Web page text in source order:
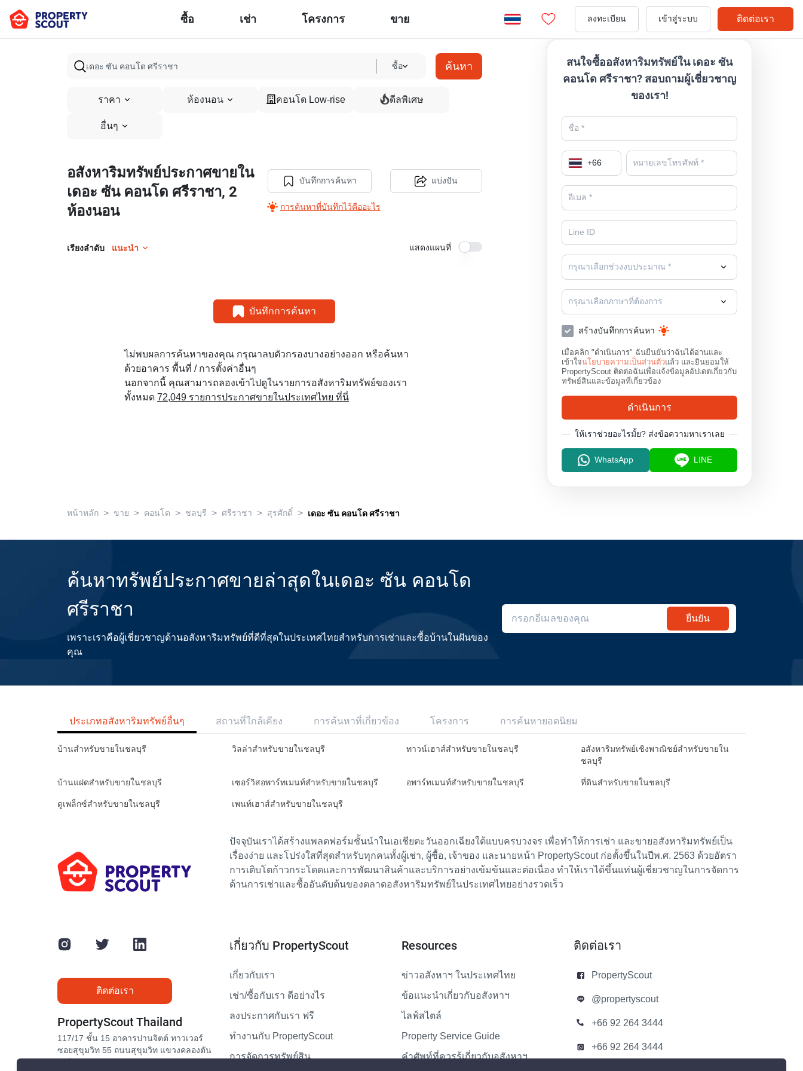
ซื้อ เช่า โครงการ ขาย ลงทะเบียน เข้าสู่ระบบ ติดต่อเรา
ซื้อ ค้นหา
ราคา ห้องนอน คอนโด Low-rise ดีลพิเศษ
อื่นๆ
อสังหาริมทรัพย์ประกาศขายใน
เดอะ ซัน คอนโด ศรีราชา, 2
ห้องนอน
บันทึกการค้นหา
การค้นหาที่บันทึกไว้คืออะไร
แบ่งปัน
เรียงลำดับ แนะนำ แสดงแผนที่
บันทึกการค้นหา
ไม่พบผลการค้นหาของคุณ กรุณาลบตัวกรองบางอย่างออก หรือค้นหา
ด้วยอาคาร พื้นที่ / การตั้งค่าอื่นๆ
นอกจากนี้ คุณสามารถลองเข้าไปดูในรายการอสังหาริมทรัพย์ของเรา
ทั้งหมด 72,049 รายการประกาศขายในประเทศไทย ที่นี่
สนใจซื้ออสังหาริมทรัพย์ใน เดอะ ซัน
คอนโด ศรีราชา? สอบถามผู้เชี่ยวชาญ
ของเรา!
+66
กรุณาเลือกช่วงงบประมาณ *
กรุณาเลือกภาษาที่ต้องการ
สร้างบันทึกการค้นหา
เมื่อคลิก "ดำเนินการ" ฉันยืนยันว่าฉันได้อ่านและ
เข้าใจนโยบายความเป็นส่วนตัวแล้ว และยินยอมให้
PropertyScout ติดต่อฉันเพื่อแจ้งข้อมูลอัปเดตเกี่ยวกับ
ทรัพย์สินและข้อมูลที่เกี่ยวข้อง
ดำเนินการ
ให้เราช่วยอะไรมั้ย? ส่งข้อความหาเราเลย
WhatsApp LINE
หน้าหลัก > ขาย > คอนโด > ชลบุรี > ศรีราชา > สุรศักดิ์ > เดอะ ซัน คอนโด ศรีราชา
ค้นหาทรัพย์ประกาศขายล่าสุดในเดอะ ซัน คอนโด
ศรีราชา
เพราะเราคือผู้เชี่ยวชาญด้านอสังหาริมทรัพย์ที่ดีที่สุดในประเทศไทยสำหรับการเช่าและซื้อบ้านในฝันของ
คุณ
ยืนยัน
ประเภทอสังหาริมทรัพย์อื่นๆ สถานที่ใกล้เคียง การค้นหาที่เกี่ยวข้อง โครงการ การค้นหายอดนิยม
บ้านสำหรับขายในชลบุรี วิลล่าสำหรับขายในชลบุรี ทาวน์เฮาส์สำหรับขายในชลบุรี
อสังหาริมทรัพย์เชิงพาณิชย์สำหรับขายใน
ชลบุรี
บ้านแฝดสำหรับขายในชลบุรี เซอร์วิสอพาร์ทเมนท์สำหรับขายในชลบุรี อพาร์ทเมนท์สำหรับขายในชลบุรี ที่ดินสำหรับขายในชลบุรี
ดูเพล็กซ์สำหรับขายในชลบุรี เพนท์เฮาส์สำหรับขายในชลบุรี
ปัจจุบันเราได้สร้างแพลตฟอร์มชั้นนำในเอเชียตะวันออกเฉียงใต้แบบครบวงจร เพื่อทำให้การเช่า และขายอสังหาริมทรัพย์เป็น
เรื่องง่าย และโปร่งใสที่สุดสำหรับทุกคนทั้งผู้เช่า, ผู้ซื้อ, เจ้าของ และนายหน้า PropertyScout ก่อตั้งขึ้นในปีพ.ศ. 2563 ด้วยอัตรา
การเติบโตก้าวกระโดดและการพัฒนาสินค้าและบริการอย่างเข้มข้นและต่อเนื่อง ทำให้เราได้ขึ้นแท่นผู้เชี่ยวชาญในการจัดการ
ด้านการเช่าและซื้ออันดับต้นของตลาดอสังหาริมทรัพย์ในประเทศไทยอย่างรวดเร็ว
ติดต่อเรา
PropertyScout Thailand
117/17 ชั้น 15 อาคารปานจิตต์ ทาวเวอร์
ซอยสุขุมวิท 55 ถนนสุขุมวิท แขวงคลองตัน
เกี่ยวกับ PropertyScout
เกี่ยวกับเรา
เช่า/ซื้อกับเรา ดีอย่างไร
ลงประกาศกับเรา ฟรี
ทำงานกับ PropertyScout
การจัดการทรัพย์สิน
Resources
ข่าวอสังหาฯ ในประเทศไทย
ข้อแนะนำเกี่ยวกับอสังหาฯ
ไลฟ์สไตล์
Property Service Guide
คำศัพท์ที่ควรรู้เกี่ยวกับอสังหาฯ
ติดต่อเรา
PropertyScout
@propertyscout
+66 92 264 3444
+66 92 264 3444